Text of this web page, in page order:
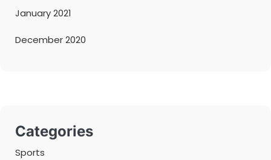
January 2021
December 2020
Categories
Sports